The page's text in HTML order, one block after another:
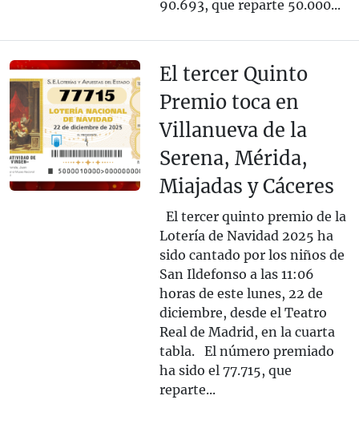
90.693, que reparte 50.000...
El tercer Quinto
Premio toca en
Villanueva de la
Serena, Mérida,
Miajadas y Cáceres
El tercer quinto premio de la
Lotería de Navidad 2025 ha
sido cantado por los niños de
San Ildefonso a las 11:06
horas de este lunes, 22 de
diciembre, desde el Teatro
Real de Madrid, en la cuarta
tabla. El número premiado
ha sido el 77.715, que
reparte...